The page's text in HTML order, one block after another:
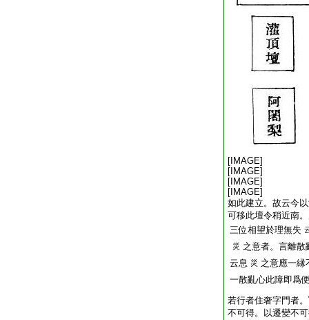
[IMAGE]
[IMAGE]
[IMAGE]
[IMAGE]
如此建立。故云今
可移此壇令稍近南
三位相望於理無失
災 之意者。言離散
云息 災 之意應一縁
一散亂心此障即爲
若行者住奢字門者。
不可得。以遷變不